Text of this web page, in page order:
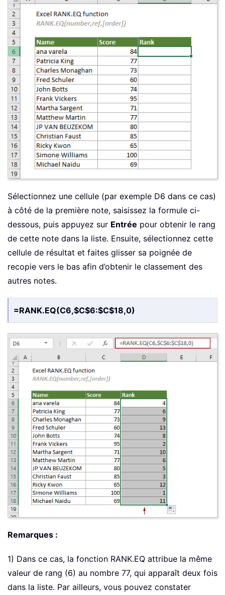
Sélectionnez une cellule (par exemple D6 dans ce cas)
à côté de la première note, saisissez la formule ci-
dessous, puis appuyez sur Entrée pour obtenir le rang
de cette note dans la liste. Ensuite, sélectionnez cette
cellule de résultat et faites glisser sa poignée de
recopie vers le bas afin d’obtenir le classement des
autres notes.
=RANK.EQ(C6,$C$6:$C$18,0)
Remarques :
1) Dans ce cas, la fonction RANK.EQ attribue la même
valeur de rang (6) au nombre 77, qui apparaît deux fois
dans la liste. Par ailleurs, vous pouvez constater